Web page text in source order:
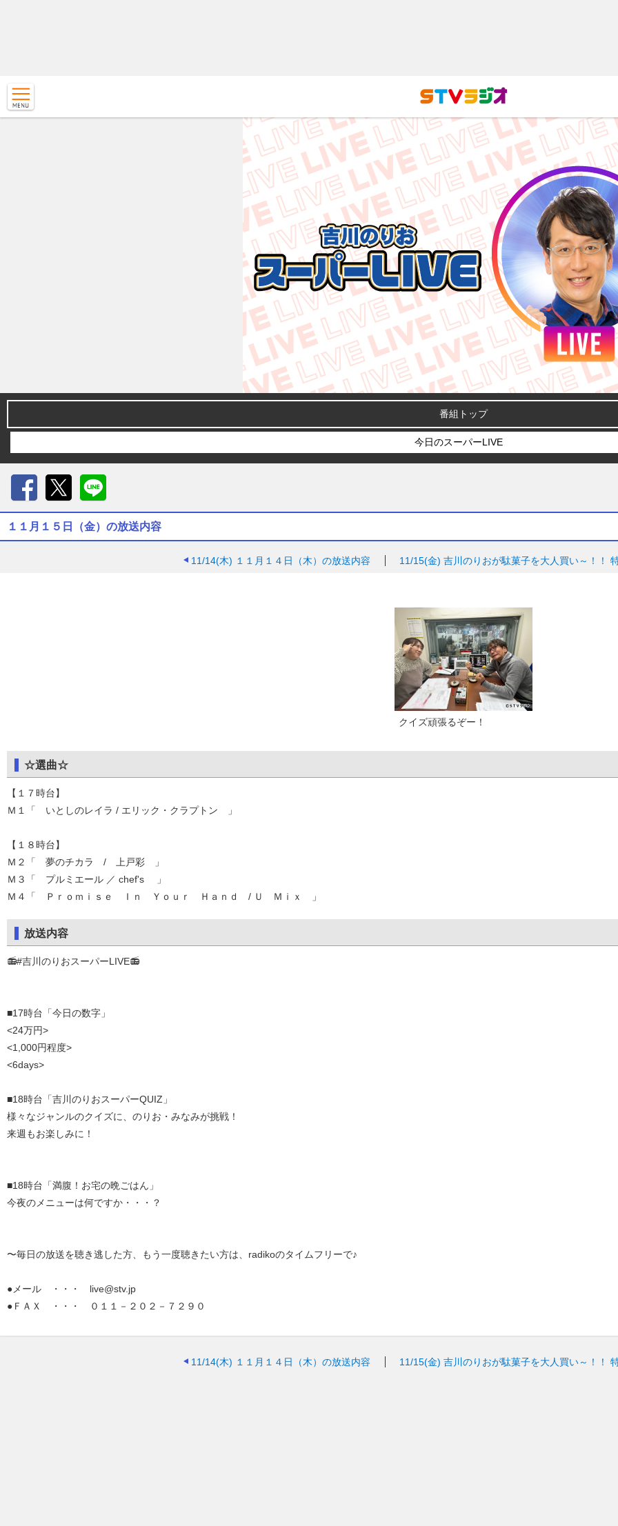
番組トップ
今日のスーパーLIVE
１１月１５日（金）の放送内容
11/14(木) １１月１４日（木）の放送内容 11/15(金) 吉川のりおが駄菓子を大人買い～！！
クイズ頑張るぞー！
☆選曲☆
【１７時台】
Ｍ１「 いとしのレイラ / エリック・クラプトン 」
【１８時台】
Ｍ２「 夢のチカラ / 上戸彩 」
Ｍ３「 プルミエール ／ chef's 」
Ｍ４「 Ｐｒｏｍｉｓｅ Ｉｎ Ｙｏｕｒ Ｈａｎｄ / Ｕ Ｍｉｘ 」
放送内容
📻#吉川のりおスーパーLIVE📻
■17時台「今日の数字」
<24万円>
<1,000円程度>
<6days>
■18時台「吉川のりおスーパーQUIZ」
様々なジャンルのクイズに、のりお・みなみが挑戦！
来週もお楽しみに！
■18時台「満腹！お宅の晩ごはん」
今夜のメニューは何ですか・・・？
〜毎日の放送を聴き逃した方、もう一度聴きたい方は、radikoのタイムフリーで♪
●メール ・・・ live@stv.jp
●ＦＡＸ ・・・ ０１１－２０２－７２９０
11/14(木) １１月１４日（木）の放送内容 11/15(金) 吉川のりおが駄菓子を大人買い～！！